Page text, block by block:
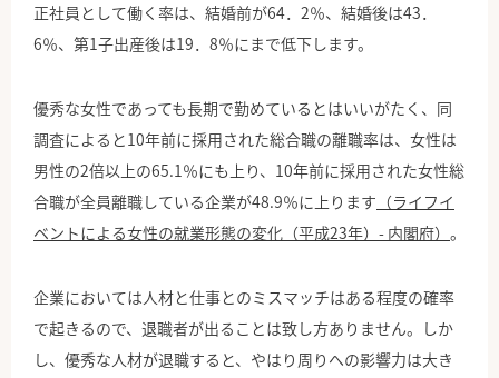
正社員として働く率は、結婚前が64．2％、結婚後は43．
6％、第1子出産後は19．8％にまで低下します。
優秀な女性であっても長期で勤めているとはいいがたく、同
調査によると10年前に採用された総合職の離職率は、女性は
男性の2倍以上の65.1％にも上り、10年前に採用された女性総
合職が全員離職している企業が48.9％に上ります （ライフイ
ベントによる女性の就業形態の変化（平成23年）- 内閣府） 。
企業においては人材と仕事とのミスマッチはある程度の確率
で起きるので、退職者が出ることは致し方ありません。しか
し、優秀な人材が退職すると、やはり周りへの影響力は大き